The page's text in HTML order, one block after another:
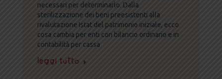
necessari per determinarlo. Dalla
sterilizzazione dei beni preesistenti alla
rivalutazione Istat del patrimonio iniziale, ecco
cosa cambia per enti con bilancio ordinario e in
contabilità per cassa
Leggi tutto